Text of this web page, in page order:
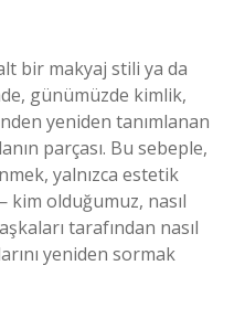
bir makyaj stili ya da
günümüzde kimlik,
yeniden tanımlanan
parçası. Bu sebeple,
yalnızca estetik
olduğumuz, nasıl
tarafından nasıl
yeniden sormak